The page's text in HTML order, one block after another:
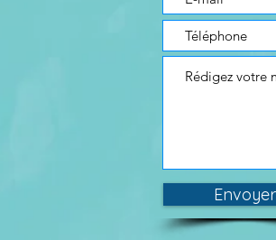
Envoyer